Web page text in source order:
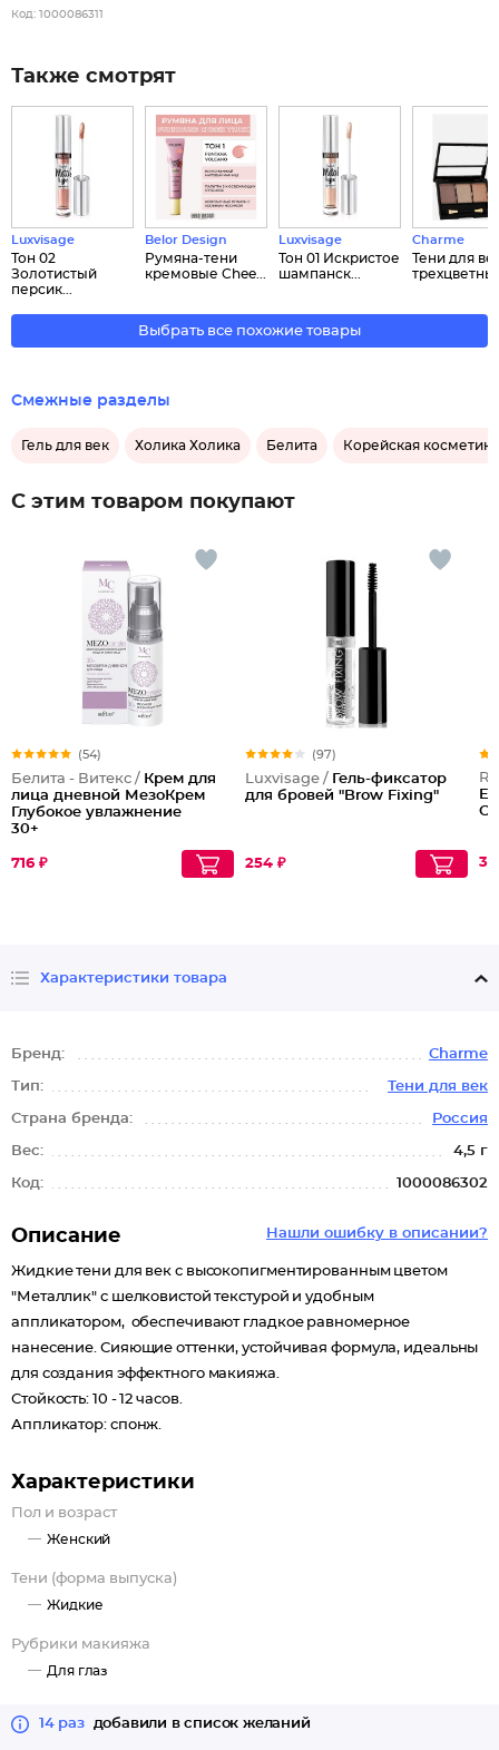
Код: 1000086311
Также смотрят
Luxvisage
Тон 02
Золотистый
персик...
Belor Design
Румяна-тени
кремовые Chee...
Luxvisage
Тон 01 Искристое
шампанск...
Charme
Тени для
Выбрать все похожие товары
Смежные разделы
Гель для век Холика Холика Белита Корейская косметика
С этим товаром покупают
(54)
Белита - Витекс / Крем для
лица дневной МезоКрем
Глубокое увлажнение
30+
716 ₽
(97)
Luxvisage / Гель-фиксатор
для бровей "Brow Fixing"
254 ₽
Характеристики товара
Бренд: Charme
Тип: Тени для век
Страна бренда: Россия
Вес: 4,5 г
Код: 1000086302
Нашли ошибку в описании?
Описание
Жидкие тени для век с высокопигментированным цветом
"Металлик" с шелковистой текстурой и удобным
аппликатором, обеспечивают гладкое равномерное
нанесение. Сияющие оттенки, устойчивая формула, идеальны
для создания эффектного макияжа.
Стойкость: 10 - 12 часов.
Аппликатор: спонж.
Характеристики
Пол и возраст
Женский
Тени (форма выпуска)
Жидкие
Рубрики макияжа
Для глаз
14 раз добавили в список желаний